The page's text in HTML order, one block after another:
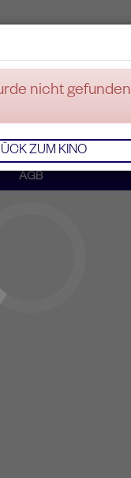
nicht gefunden
ZUM KINO
AGB